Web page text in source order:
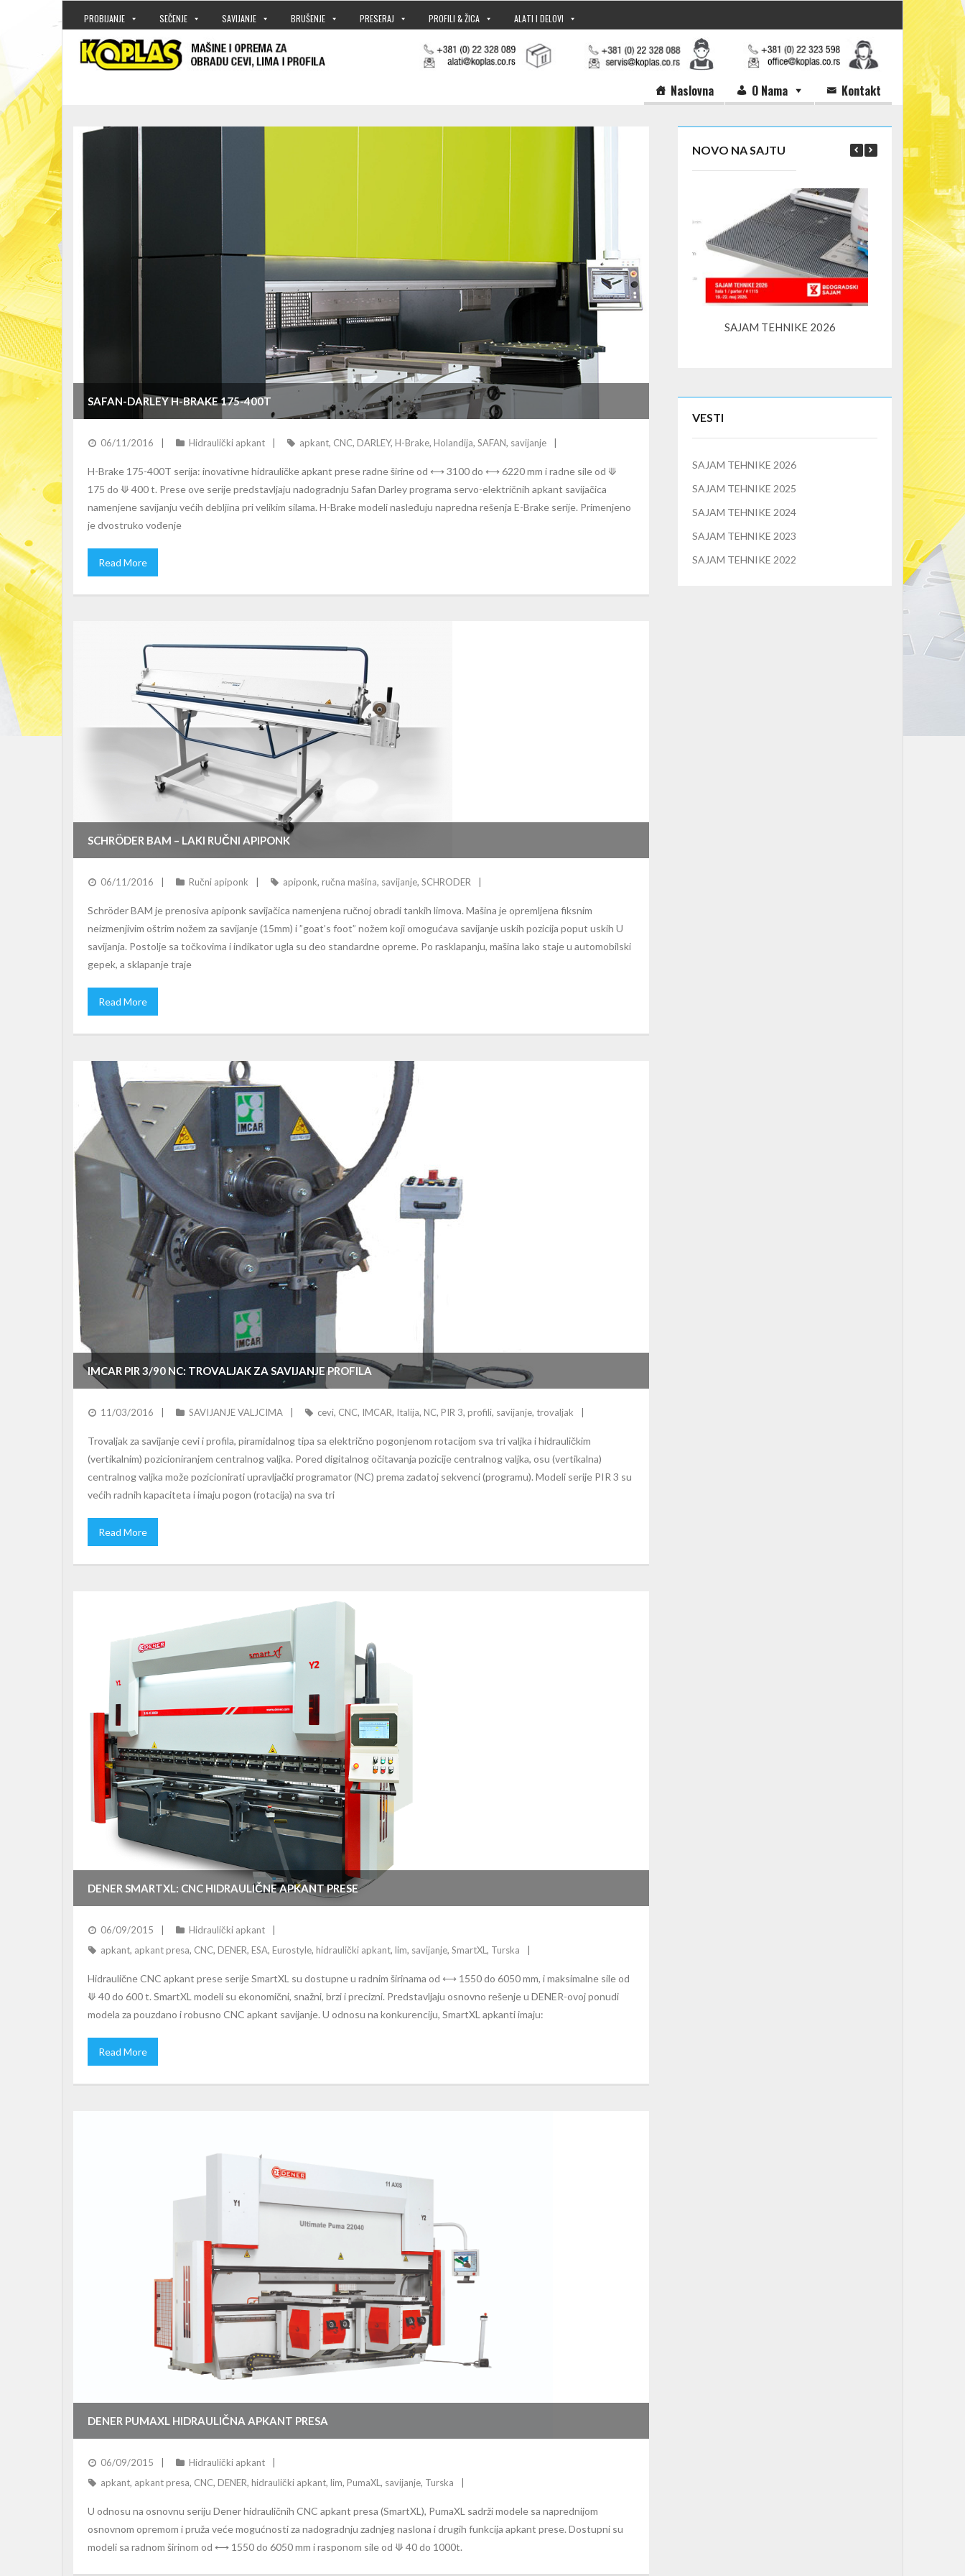
PROBIJANJE SEČENJE SAVIJANJE BRUŠENJE PRESERAJ PROFILI & ŽICA ALATI I DELOVI
Naslovna O Nama Kontakt
SAFAN-DARLEY H-BRAKE 175-400T
06/11/2016 Hidraulički apkant apkant, CNC, DARLEY, H-Brake, Holandija, SAFAN, savijanje
H-Brake 175-400T serija: inovativne hidrauličke apkant prese radne širine od ⟷ 3100 do ⟷ 6220 mm i radne sile od ⟱
175 do ⟱ 400 t. Prese ove serije predstavljaju nadogradnju Safan Darley programa servo-električnih apkant savijačica
namenjene savijanju većih debljina pri velikim silama. H-Brake modeli nasleđuju napredna rešenja E-Brake serije. Primenjeno
je dvostruko vođenje
Read More
SCHRÖDER BAM – LAKI RUČNI APIPONK
06/11/2016 Ručni apiponk apiponk, ručna mašina, savijanje, SCHRODER
Schröder BAM je prenosiva apiponk savijačica namenjena ručnoj obradi tankih limova. Mašina je opremljena fiksnim
neizmenjivim oštrim nožem za savijanje (15mm) i ”goat’s foot” nožem koji omogućava savijanje uskih pozicija poput uskih U
savijanja. Postolje sa točkovima i indikator ugla su deo standardne opreme. Po rasklapanju, mašina lako staje u automobilski
gepek, a sklapanje traje
Read More
IMCAR PIR 3/90 NC: TROVALJAK ZA SAVIJANJE PROFILA
11/03/2016 SAVIJANJE VALJCIMA cevi, CNC, IMCAR, Italija, NC, PIR 3, profili, savijanje, trovaljak
Trovaljak za savijanje cevi i profila, piramidalnog tipa sa električno pogonjenom rotacijom sva tri valjka i hidrauličkim
(vertikalnim) pozicioniranjem centralnog valjka. Pored digitalnog očitavanja pozicije centralnog valjka, osu (vertikalna)
centralnog valjka može pozicionirati upravljački programator (NC) prema zadatoj sekvenci (programu). Modeli serije PIR 3 su
većih radnih kapaciteta i imaju pogon (rotacija) na sva tri
Read More
DENER SMARTXL: CNC HIDRAULIČNE APKANT PRESE
06/09/2015
Hidraulički apkant
apkant, apkant presa, CNC, DENER, ESA, Eurostyle, hidraulički apkant, lim, savijanje, SmartXL, Turska
Hidraulične CNC apkant prese serije SmartXL su dostupne u radnim širinama od ⟷ 1550 do 6050 mm, i maksimalne sile od
⟱ 40 do 600 t. SmartXL modeli su ekonomični, snažni, brzi i precizni. Predstavljaju osnovno rešenje u DENER-ovoj ponudi
modela za pouzdano i robusno CNC apkant savijanje. U odnosu na konkurenciju, SmartXL apkanti imaju:
Read More
DENER PUMAXL HIDRAULIČNA APKANT PRESA
06/09/2015
Hidraulički apkant
apkant, apkant presa, CNC, DENER, hidraulički apkant, lim, PumaXL, savijanje, Turska
U odnosu na osnovnu seriju Dener hidrauličnih CNC apkant presa (SmartXL), PumaXL sadrži modele sa naprednijom
osnovnom opremom i pruža veće mogućnosti za nadogradnju zadnjeg naslona i drugih funkcija apkant prese. Dostupni su
modeli sa radnom širinom od ⟷ 1550 do 6050 mm i rasponom sile od ⟱ 40 do 1000t.
NOVO NA SAJTU
SAJAM TEHNIKE 2026
K3S –
VESTI
SAJAM TEHNIKE 2026
SAJAM TEHNIKE 2025
SAJAM TEHNIKE 2024
SAJAM TEHNIKE 2023
SAJAM TEHNIKE 2022